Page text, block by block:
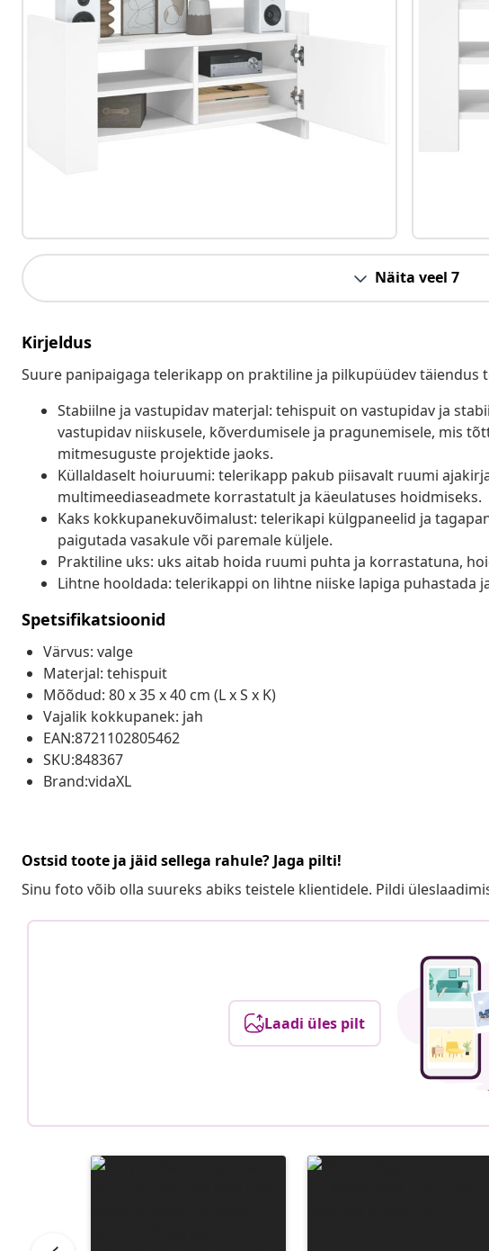
Näita veel 7
Kirjeldus
Suure panipaigaga telerikapp on praktiline ja pilkupüüdev täiendus
Stabiilne ja vastupidav materjal: tehispuit on vastupidav ja
vastupidav niiskusele, kõverdumisele ja pragunemisele, mis
mitmesuguste projektide jaoks.
Küllaldaselt hoiuruumi: telerikapp pakub piisavalt ruumi
multimeediaseadmete korrastatult ja käeulatuses hoidmiseks.
Kaks kokkupanekuvõimalust: telerikapi külgpaneelid ja
paigutada vasakule või paremale küljele.
Praktiline uks: uks aitab hoida ruumi puhta ja korrastatuna,
Lihtne hooldada: telerikappi on lihtne niiske lapiga puhastada
Spetsifikatsioonid
Värvus: valge
Materjal: tehispuit
Mõõdud: 80 x 35 x 40 cm (L x S x K)
Vajalik kokkupanek: jah
EAN:8721102805462
SKU:848367
Brand:vidaXL
Ostsid toote ja jäid sellega rahule? Jaga pilti!
Sinu foto võib olla suureks abiks teistele klientidele. Pildi
Laadi üles pilt